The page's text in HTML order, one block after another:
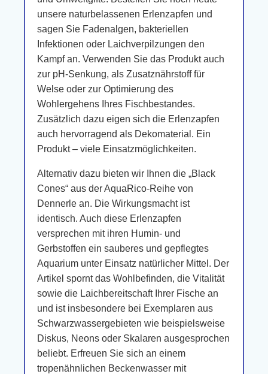
unsere naturbelassenen Erlenzapfen und
sagen Sie Fadenalgen, bakteriellen
Infektionen oder Laichverpilzungen den
Kampf an. Verwenden Sie das Produkt auch
zur pH-Senkung, als Zusatznährstoff für
Welse oder zur Optimierung des
Wohlergehens Ihres Fischbestandes.
Zusätzlich dazu eigen sich die Erlenzapfen
auch hervorragend als Dekomaterial. Ein
Produkt – viele Einsatzmöglichkeiten.
Alternativ dazu bieten wir Ihnen die „Black
Cones“ aus der AquaRico-Reihe von
Dennerle an. Die Wirkungsmacht ist
identisch. Auch diese Erlenzapfen
versprechen mit ihren Humin- und
Gerbstoffen ein sauberes und gepflegtes
Aquarium unter Einsatz natürlicher Mittel. Der
Artikel spornt das Wohlbefinden, die Vitalität
sowie die Laichbereitschaft Ihrer Fische an
und ist insbesondere bei Exemplaren aus
Schwarzwassergebieten wie beispielsweise
Diskus, Neons oder Skalaren ausgesprochen
beliebt. Erfreuen Sie sich an einem
tropenähnlichen Beckenwasser mit